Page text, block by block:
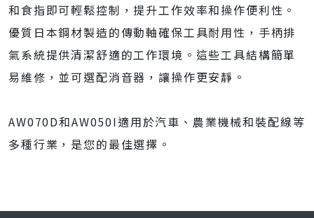
和食指即可輕鬆控制，提升工作效率和操作便利性。
優質日本鋼材製造的傳動軸確保工具耐用性，手柄排
氣系統提供清潔舒適的工作環境。這些工具結構簡單
易維修，並可選配消音器，讓操作更安靜。
AW070D和AW050I適用於汽車、農業機械和裝配線等
多種行業，是您的最佳選擇。